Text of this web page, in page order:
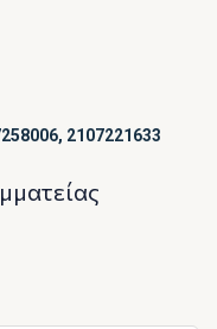
2107221633